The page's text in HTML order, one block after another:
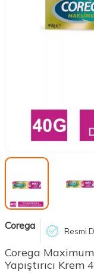
Corega Resmi
Corega
Yapıştırıcı Krem